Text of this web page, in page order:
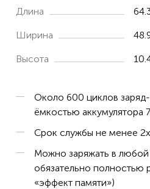
Длина
Ширина
Высота
Около 600 циклов
ёмкостью аккумулятора
Срок службы не менее
Можно заряжать в
обязательно полностью
«эффект памяти»)